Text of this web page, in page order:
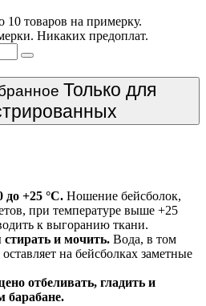
товаров на примерку.
Никаких предоплат.
Только для
до +25 °C. Ношение бейсболок,
при температуре выше +25
к выгоранию ткани.
стирать и мочить. Вода, в том
на бейсболках заметные
отбеливать, гладить и